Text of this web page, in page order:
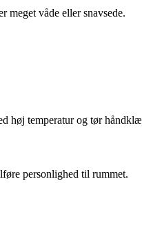
meget våde eller snavsede.
høj temperatur og tør
personlighed til rummet.